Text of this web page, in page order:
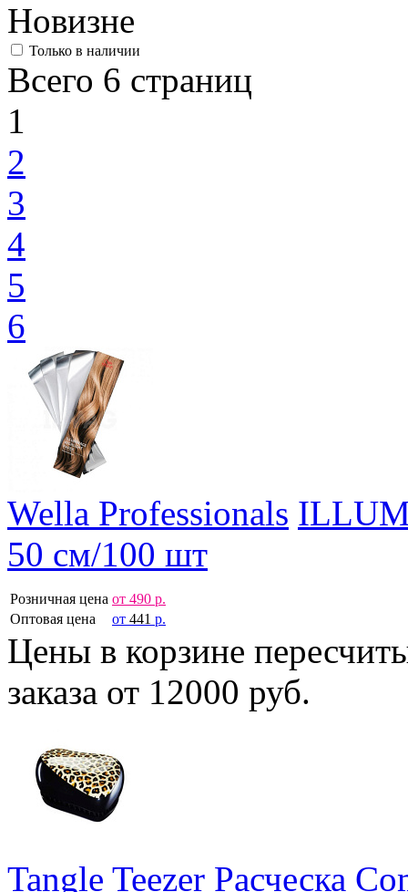
Новизне
Только в наличии
Всего 6 страниц
1
2
3
4
5
6
Wella Professionals
50 см/100 шт
Розничная цена от 490 р.
Оптовая цена
от 441 р.
Цены в корзине
заказа от 12000 руб.
Tangle Teezer Расческа